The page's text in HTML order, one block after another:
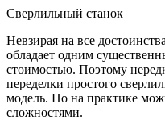
Сверлильный станок
Невзирая на все
обладает одним
стоимостью. Поэтому
переделки простого
модель. Но на практике
сложностями.